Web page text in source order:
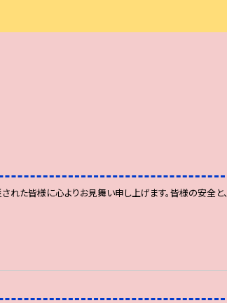
た皆様に心よりお見舞い申し上げます。皆様の安全と、